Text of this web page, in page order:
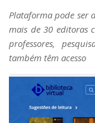
Educação a
Cursos de
Pesquisa e
Centros,
Pós-doutorado
Iniciação
Transferência
Plataforma pode ser
mais de 30 editoras
professores,
também têm acesso